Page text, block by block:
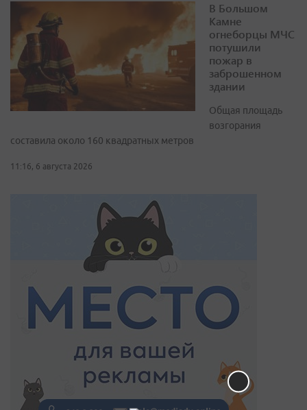
В Большом
Камне
огнеборцы МЧС
потушили
пожар в
заброшенном
здании
Общая площадь
возгорания
составила около 160 квадратных метров
11:16, 6 августа 2026